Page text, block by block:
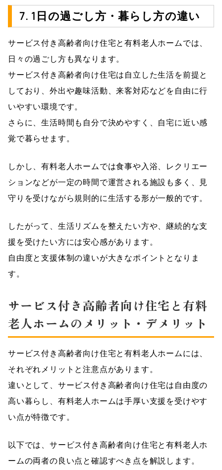
7. 1日の過ごし方・暮らし方の違い
サービス付き高齢者向け住宅と有料老人ホームでは、
日々の過ごし方も異なります。
サービス付き高齢者向け住宅は自立した生活を前提と
しており、外出や趣味活動、来客対応などを自由に行
いやすい環境です。
さらに、生活時間も自分で決めやすく、自宅に近い感
覚で暮らせます。
しかし、有料老人ホームでは食事や入浴、レクリエー
ションなどが一定の時間で運営される施設も多く、見
守りを受けながら規則的に生活する形が一般的です。
したがって、生活リズムを整えたい方や、継続的な支
援を受けたい方には安心感があります。
自由度と支援体制の違いが大きなポイントとなりま
す。
サービス付き高齢者向け住宅と有料
老人ホームのメリット・デメリット
サービス付き高齢者向け住宅と有料老人ホームには、
それぞれメリットと注意点があります。
違いとして、サービス付き高齢者向け住宅は自由度の
高い暮らし、有料老人ホームは手厚い支援を受けやす
い点が特徴です。
以下では、サービス付き高齢者向け住宅と有料老人ホ
ームの両者の良い点と確認すべき点を解説します。